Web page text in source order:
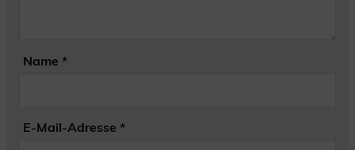
Name *
E-Mail-Adresse *